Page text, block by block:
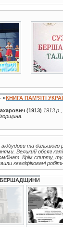
2 фото
«КНИГА ПАМ’ЯТІ
(1913) 1913
та дальшого
Великий обсяг
Крім спирту,
кваліфіковані
БЕРШАДЩИНИ